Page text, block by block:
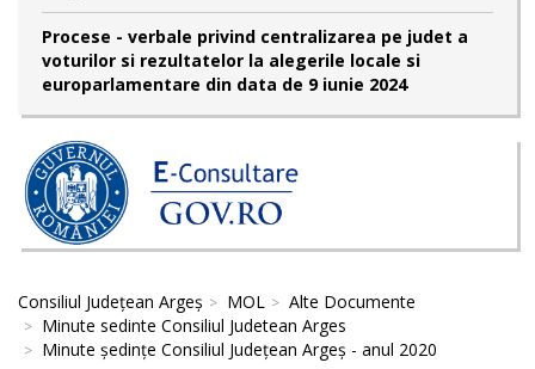
Procese - verbale privind centralizarea pe judet a
voturilor si rezultatelor la alegerile locale si
europarlamentare din data de 9 iunie 2024
Consiliul Județean Argeș MOL
Alte Documente
Minute sedinte Consiliul Judetean Arges
Minute ședințe Consiliul Județean Argeș - anul 2020